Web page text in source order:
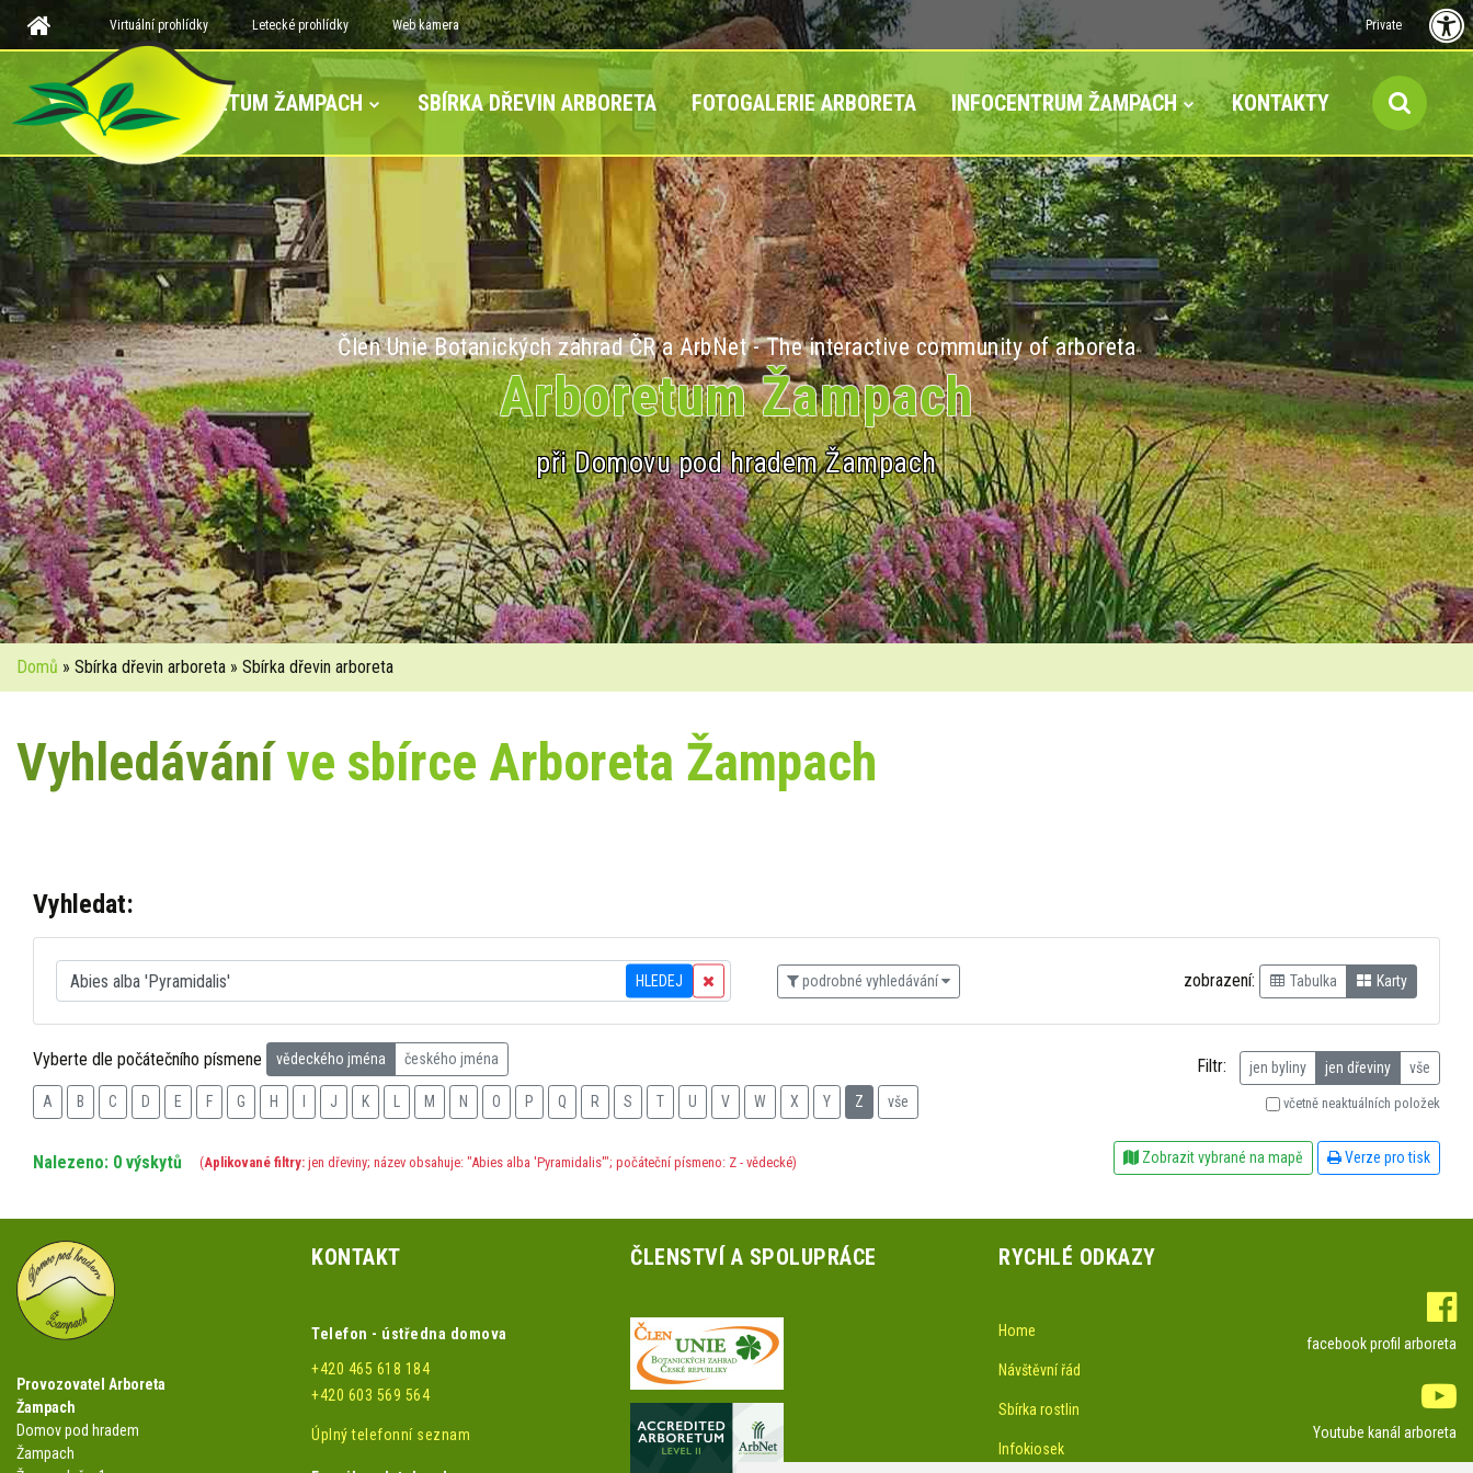
Virtuální prohlídky Letecké prohlídky Web kamera Private
ARBORETUM ŽAMPACH SBÍRKA DŘEVIN ARBORETA FOTOGALERIE ARBORETA INFOCENTRUM ŽAMPACH KONTAKTY
Člen Unie Botanických zahrad ČR a ArbNet - The interactive community of arboreta
Arboretum Žampach
při Domovu pod hradem Žampach
Domů » Sbírka dřevin arboreta » Sbírka dřevin arboreta
Vyhledáváníve sbírce Arboreta Žampach
Vyhledat:
HLEDEJ podrobné vyhledávání zobrazení: Tabulka Karty
Vyberte dle počátečního písmene vědeckého jména českého jména
A B C D E F G H J K M N O P Q R S T U V W X Y Z vše
Filtr: jen byliny jen dřeviny vše
včetně neaktuálních položek
Nalezeno: 0 výskytů (Aplikované filtry: jen dřeviny; název obsahuje: "Abies alba 'Pyramidalis'"; počáteční písmeno: Z - vědecké) Zobrazit vybrané na mapě Verze pro tisk
Provozovatel Arboreta
Žampach
Domov pod hradem
Žampach
KONTAKT
Telefon - ústředna domova
+420 465 618 184
+420 603 569 564
Úplný telefonní seznam
ČLENSTVÍ A SPOLUPRÁCE RYCHLÉ ODKAZY
Home
Návštěvní řád
Sbírka rostlin
Infokiosek
facebook profil arboreta
Youtube kanál arboreta